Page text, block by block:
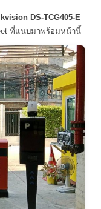
DS-TCG405-E
ที่แนบมาพร้อมหน้านี้